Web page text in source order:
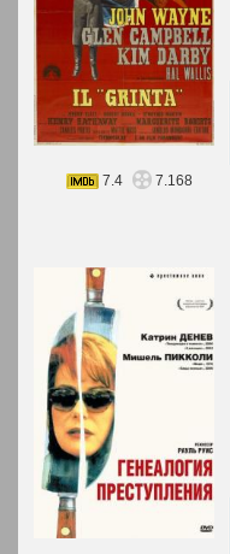
7.4
7.168